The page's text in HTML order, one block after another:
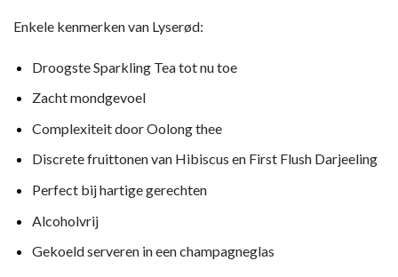
Enkele kenmerken van Lyserød:
Droogste Sparkling Tea tot nu toe
Zacht mondgevoel
Complexiteit door Oolong thee
Discrete fruittonen van Hibiscus en First Flush Darjeeling
Perfect bij hartige gerechten
Alcoholvrij
Gekoeld serveren in een champagneglas